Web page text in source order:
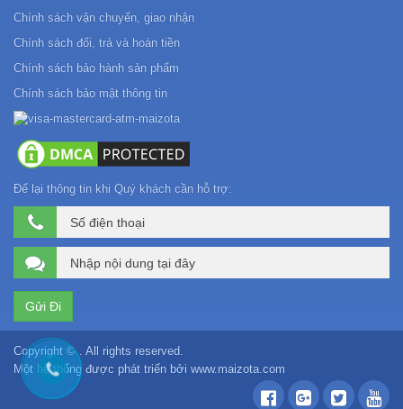
Chính sách vận chuyển, giao nhận
Chính sách đổi, trả và hoàn tiền
Chính sách bảo hành sản phẩm
Chính sách bảo mật thông tin
Để lại thông tin khi Quý khách cần hỗ trợ:
Copyright © . All rights reserved.
Một hệ thống được phát triển bởi www.maizota.com